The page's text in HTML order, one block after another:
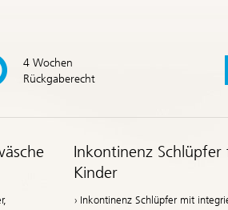
4 Wochen
Rückgaberecht
Inkontinenz Schlüpfer
Kinder
Inkontinenz Schlüpfer mit